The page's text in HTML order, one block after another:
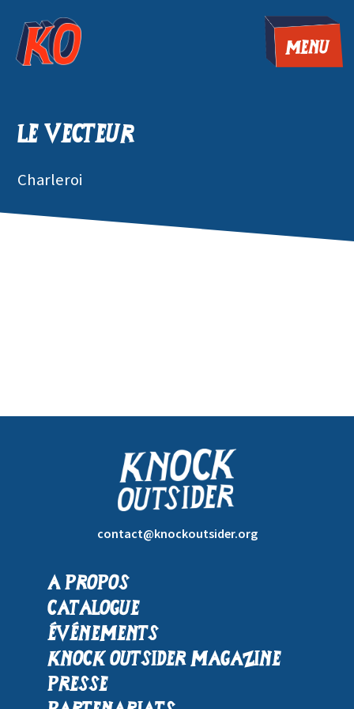
MENU
Le Vecteur
Charleroi
contact@knockoutsider.org
A propos
Catalogue
Événements
Knock Outsider Magazine
Presse